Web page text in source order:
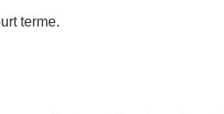
terme.